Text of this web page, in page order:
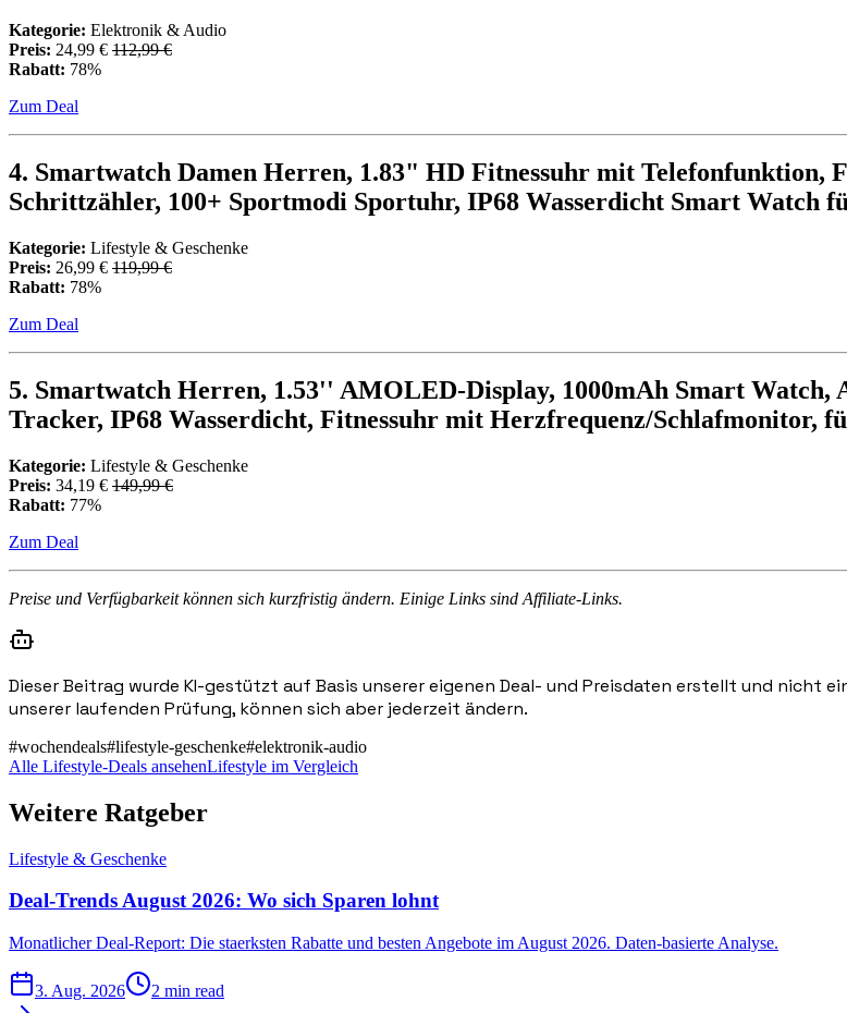
Kategorie: Elektronik & Audio
Preis: 24,99 € 112,99 €
Rabatt: 78%
Zum Deal
4. Smartwatch Damen Herren, 1.83" HD Fitnessuhr mit Telefonfunktion,
Schrittzähler, 100+ Sportmodi Sportuhr, IP68 Wasserdicht Smart Watch
Kategorie: Lifestyle & Geschenke
Preis: 26,99 € 119,99 €
Rabatt: 78%
Zum Deal
5. Smartwatch Herren, 1.53'' AMOLED-Display, 1000mAh Smart Watch,
Tracker, IP68 Wasserdicht, Fitnessuhr mit Herzfrequenz/Schlafmonitor,
Kategorie: Lifestyle & Geschenke
Preis: 34,19 € 149,99 €
Rabatt: 77%
Zum Deal
Preise und Verfügbarkeit können sich kurzfristig ändern. Einige Links sind Affiliate-Links.
Dieser Beitrag wurde KI-gestützt auf Basis unserer eigenen Deal- und Preisdaten erstellt und nicht
unserer laufenden Prüfung, können sich aber jederzeit ändern.
#wochendeals#lifestyle-geschenke#elektronik-audio
Alle Lifestyle-Deals ansehenLifestyle im Vergleich
Weitere Ratgeber
Lifestyle & Geschenke
Deal-Trends August 2026: Wo sich Sparen lohnt
Monatlicher Deal-Report: Die staerksten Rabatte und besten Angebote im August 2026. Daten-basierte Analyse.
3. Aug. 2026 2 min read